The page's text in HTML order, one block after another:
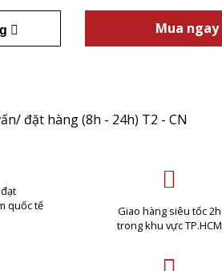
Mua ngay
đặt hàng (8h - 24h) T2 - CN
quốc tế
Giao hàng siêu tốc 2h
trong khu vực TP.HCM